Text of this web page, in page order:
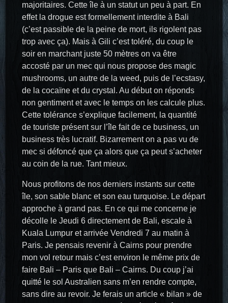
majoritaires. Cette île à un statut un peu à part. En
effet la drogue est formellement interdite à Bali
(c’est passible de la peine de mort, ils rigolent pas
trop avec ça). Mais à Gili c’est toléré, du coup le
soir en marchant juste 50 mètres on va être
accosté par un mec qui nous propose des magic
mushrooms, un autre de la weed, puis de l’ecstasy,
de la cocaïne et du crystal. Au début on réponds
non gentiment et avec le temps on les calcule plus.
Cette tolérance s’explique facilement, la quantité
de touriste présent sur l’île fait de ce business, un
business très lucratif. Bizarrement on a pas vu de
mec si défoncé que ça alors que ça peut s’acheter
au coin de la rue. Tant mieux.
Nous profitons de nos derniers instants sur cette
île, son sable blanc et son eau turquoise. Le départ
approche à grand pas. En ce qui me concerne je
décolle le Jeudi 6 directement de Bali, escale à
Kuala Lumpur et arrivée Vendredi 7 au matin à
Paris. Je pensais revenir à Cairns pour prendre
mon vol retour mais c’est environ le même prix de
faire Bali – Paris que Bali – Cairns. Du coup j’ai
quitté le sol Australien sans m’en rendre compte,
sans dire au revoir. Je ferais un article « bilan » de